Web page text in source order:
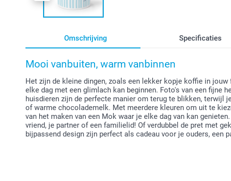
Omschrijving Specificaties
Mooi vanbuiten, warm vanbinnen
Het zijn de kleine dingen, zoals een lekker kopje koffie in
elke dag met een glimlach kan beginnen. Foto's van een fijne
huisdieren zijn de perfecte manier om terug te blikken, terwijl
of warme chocolademelk. Met meerdere kleuren om uit te
van het maken van een Mok waar je elke dag van kan
vriend, je partner of een familielid! Of verdubbel de pret met
bijpassend design zijn perfect als cadeau voor je ouders, een